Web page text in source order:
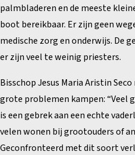
palmbladeren en de meeste
boot bereikbaar. Er zijn geen
medische zorg en onderwijs. De
er zijn veel te weinig priesters.
Bisschop Jesus Maria Aristin
grote problemen kampen: “Veel
is een gebrek aan een echte
velen wonen bij grootouders of
Geconfronteerd met dit soort